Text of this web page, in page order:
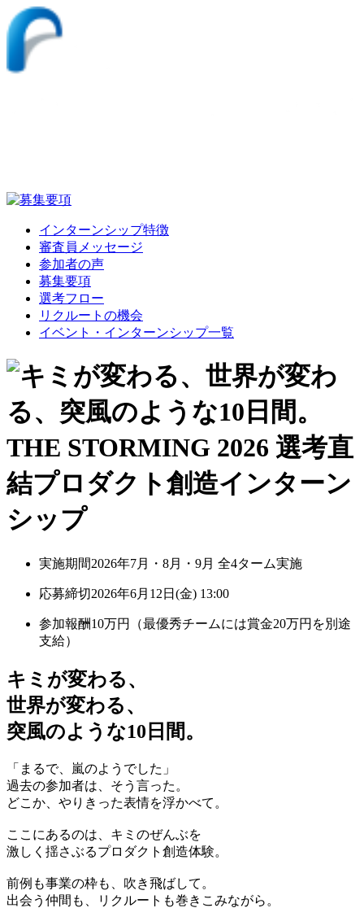
インターンシップ特徴
審査員メッセージ
参加者の声
募集要項
選考フロー
リクルートの機会
イベント・インターンシップ一覧
実施期間2026年7月・8月・9月 全4ターム実施
応募締切2026年6月12日(金) 13:00
参加報酬10万円
（最優秀チームには賞金20万円を別途
支給）
キミが変わる、
世界が変わる、
突風のような10日間。
「まるで、嵐のようでした」
過去の参加者は、そう言った。
どこか、やりきった表情を浮かべて。
ここにあるのは、キミのぜんぶを
激しく揺さぶるプロダクト創造体験。
前例も事業の枠も、吹き飛ばして。
出会う仲間も、リクルートも巻きこみながら。